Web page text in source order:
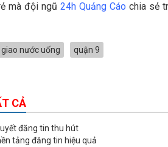
mà đội ngũ 24h Quảng Cáo chia sẻ
giao nước uống quận 9
CẢ
đăng tin thu hút
tảng đăng tin hiệu quả